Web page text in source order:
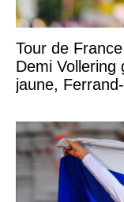
Tour de
Demi Vollering
jaune,